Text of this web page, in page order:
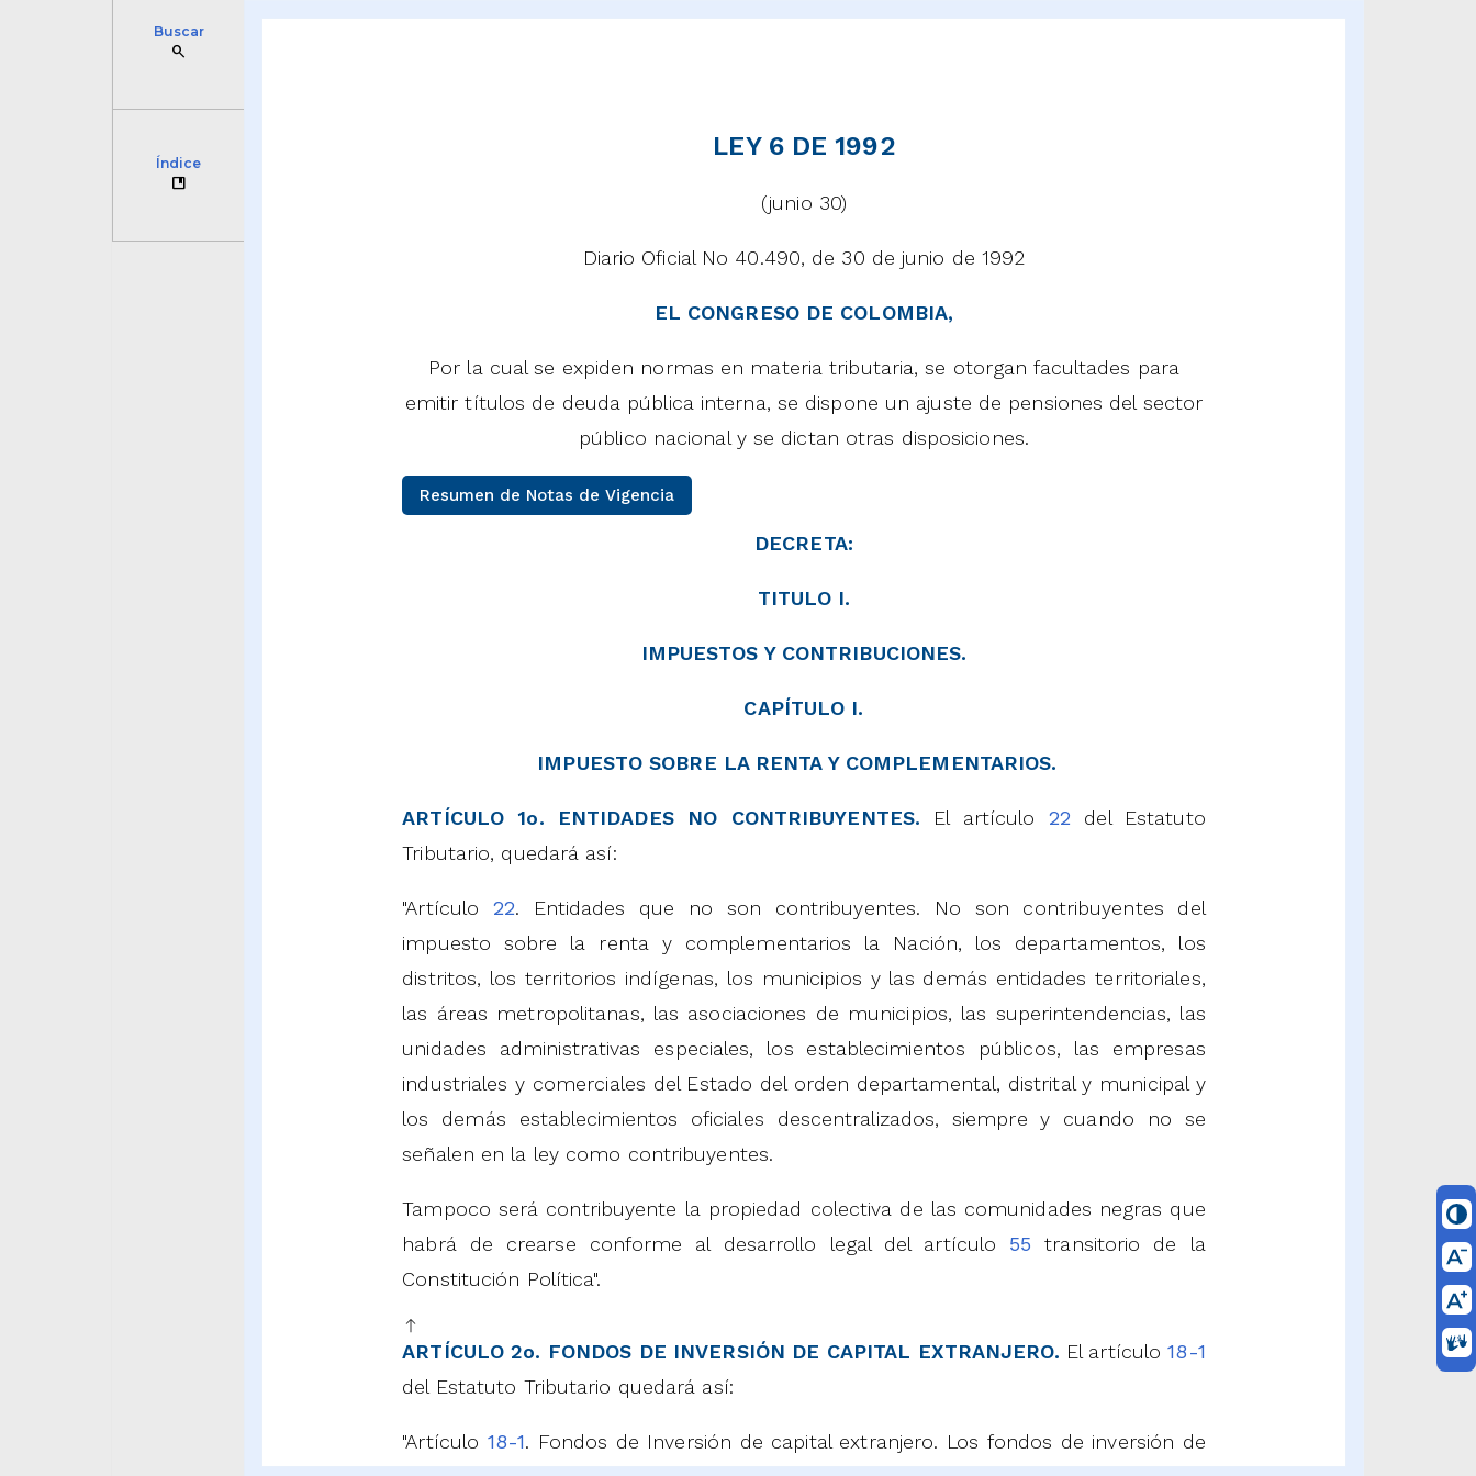
Buscar
search
Índice
developer_guide
LEY 6 DE 1992
(junio 30)
Diario Oficial No 40.490, de 30 de junio de 1992
EL CONGRESO DE COLOMBIA,
Por la cual se expiden normas en materia tributaria, se otorgan facultades para
emitir títulos de deuda pública interna, se dispone un ajuste de pensiones del sector
público nacional y se dictan otras disposiciones.
Resumen de Notas de Vigencia
DECRETA:
TITULO I.
IMPUESTOS Y CONTRIBUCIONES.
CAPÍTULO I.
IMPUESTO SOBRE LA RENTA Y COMPLEMENTARIOS.
ARTÍCULO 1o. ENTIDADES NO CONTRIBUYENTES. El artículo 22 del Estatuto
Tributario, quedará así:
"Artículo 22. Entidades que no son contribuyentes. No son contribuyentes del
impuesto sobre la renta y complementarios la Nación, los departamentos, los
distritos, los territorios indígenas, los municipios y las demás entidades territoriales,
las áreas metropolitanas, las asociaciones de municipios, las superintendencias, las
unidades administrativas especiales, los establecimientos públicos, las empresas
industriales y comerciales del Estado del orden departamental, distrital y municipal y
los demás establecimientos oficiales descentralizados, siempre y cuando no se
señalen en la ley como contribuyentes.
Tampoco será contribuyente la propiedad colectiva de las comunidades negras que
habrá de crearse conforme al desarrollo legal del artículo 55 transitorio de la
Constitución Política".
ARTÍCULO 2o. FONDOS DE INVERSIÓN DE CAPITAL EXTRANJERO. El artículo18-1
del Estatuto Tributario quedará así:
"Artículo 18-1. Fondos de Inversión de capital extranjero. Los fondos de inversión de